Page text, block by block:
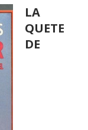
LA
QUETE
DE